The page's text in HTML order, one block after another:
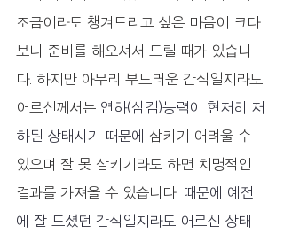
조금이라도 챙겨드리고 싶은 마음이 크다
보니 준비를 해오셔서 드릴 때가 있습니
다. 하지만 아무리 부드러운 간식일지라도
어르신께서는 연하(삼킴)능력이 현저히 저
하된 상태시기 때문에 삼키기 어려울 수
있으며 잘 못 삼키기라도 하면 치명적인
결과를 가져올 수 있습니다. 때문에 예전
에 잘 드셨던 간식일지라도 어르신 상태